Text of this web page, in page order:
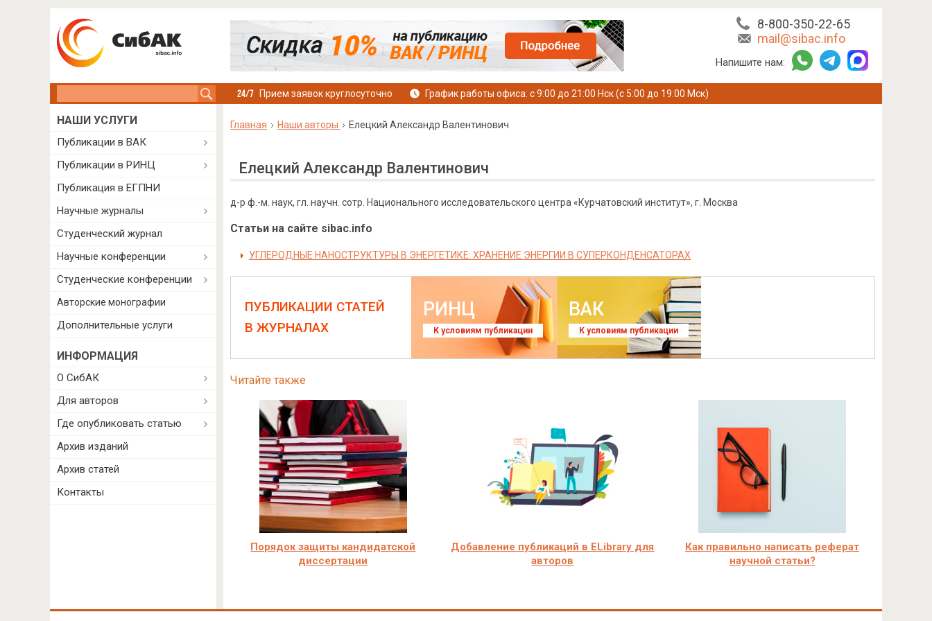
8-800-350-22-65
mail@sibac.info
Напишите нам:
Прием заявок круглосуточно График работы офиса: с 9:00 до 21:00 Нск (с 5:00 до 19:00 Мск)
Главная Наши авторы Елецкий Александр Валентинович
Елецкий Александр Валентинович
д-р ф.-м. наук, гл. научн. сотр. Национального исследовательского центра «Курчатовский институт», г. Москва
Статьи на сайте sibac.info
УГЛЕРОДНЫЕ НАНОСТРУКТУРЫ В ЭНЕРГЕТИКЕ: ХРАНЕНИЕ ЭНЕРГИИ В СУПЕРКОНДЕНСАТОРАХ
ПУБЛИКАЦИИ СТАТЕЙ
В ЖУРНАЛАХ
РИНЦ
К условиям публикации
ВАК
К условиям публикации
Читайте также
Порядок защиты кандидатской
диссертации
Добавление публикаций в ELibrary для
авторов
Как правильно написать реферат
научной статьи?
НАШИ УСЛУГИ
Публикации в ВАК
Публикации в РИНЦ
Публикация в ЕГПНИ
Научные журналы
Студенческий журнал
Научные конференции
Студенческие конференции
Авторские монографии
Дополнительные услуги
ИНФОРМАЦИЯ
О СибАК
Для авторов
Где опубликовать статью
Архив изданий
Архив статей
Контакты